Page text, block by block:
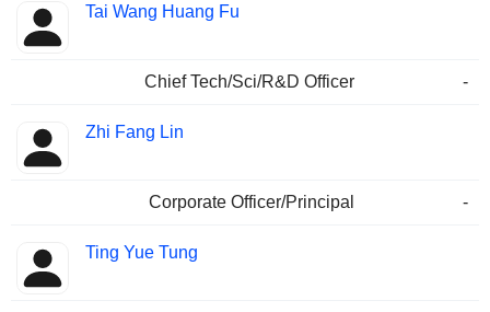
Tai Wang Huang Fu
Chief Tech/Sci/R&D Officer -
Zhi Fang Lin
Corporate Officer/Principal -
Ting Yue Tung